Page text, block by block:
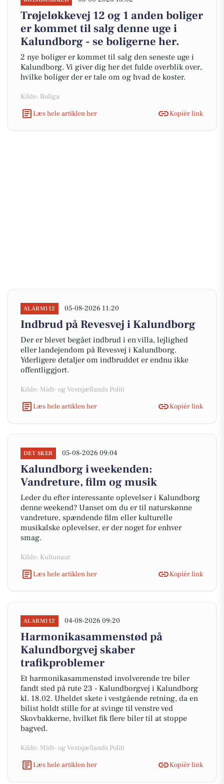
Trøjeløkkevej 12 og 1 anden boliger
er kommet til salg denne uge i
Kalundborg - se boligerne her.
2 nye boliger er kommet til salg den seneste uge i
Kalundborg. Vi giver dig her det fulde overblik over,
hvilke boliger der er tale om og hvad de koster.
Kilde: Boliga
Læs hele artiklen her
Kopiér link
ALARM112 05-08-2026 11:20
Indbrud på Revesvej i Kalundborg
Der er blevet begået indbrud i en villa, lejlighed
eller landejendom på Revesvej i Kalundborg.
Yderligere detaljer om indbruddet er endnu ikke
offentliggjort.
Kilde: Midt- og Vestsjællands Politi
Læs hele artiklen her
Kopiér link
DET SKER 05-08-2026 09:04
Kalundborg i weekenden:
Vandreture, film og musik
Leder du efter interessante oplevelser i Kalundborg
denne weekend? Uanset om du er til naturskønne
vandreture, spændende film eller kulturelle
musikalske oplevelser, er der noget for enhver
smag.
Kilde: Kultunaut
Læs hele artiklen her
Kopiér link
ALARM112 04-08-2026 09:20
Harmonikasammenstød på
Kalundborgvej skaber
trafikproblemer
Et harmonikasammenstød involverende tre biler
fandt sted på rute 23 - Kalundborgvej i Kalundborg
kl. 18.02. Uheldet skete i vestgående retning, da en
bilist holdt stille for at svinge til venstre ved
Skovbakkerne, hvilket fik flere biler til at stoppe
bagved.
Kilde: Midt- og Vestsjællands Politi
Læs hele artiklen her
Kopiér link